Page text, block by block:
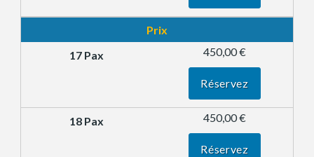
Prix
450,00 €
Réservez
450,00 €
Réservez